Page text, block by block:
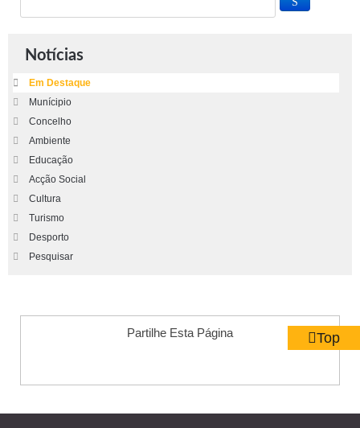
Notícias
Em Destaque
Munícipio
Concelho
Ambiente
Educação
Acção Social
Cultura
Turismo
Desporto
Pesquisar
Partilhe Esta Página Top